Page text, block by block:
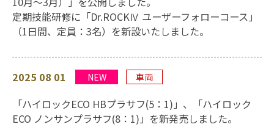
定期技能研修に「Dr.ROCKⅣ ユーザーフォローコース」
（1日間、定員：3名）を新設いたしました。
2025 08 01 NEW 車両
「ハイロックECO HBプラサフ(5：1)」、「ハイロック
ECO ノンサンプラサフ(8：1)」を新発売しました。